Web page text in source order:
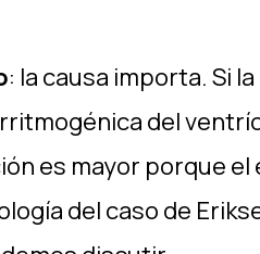
: la causa importa. Si
del
es mayor porque
del caso de